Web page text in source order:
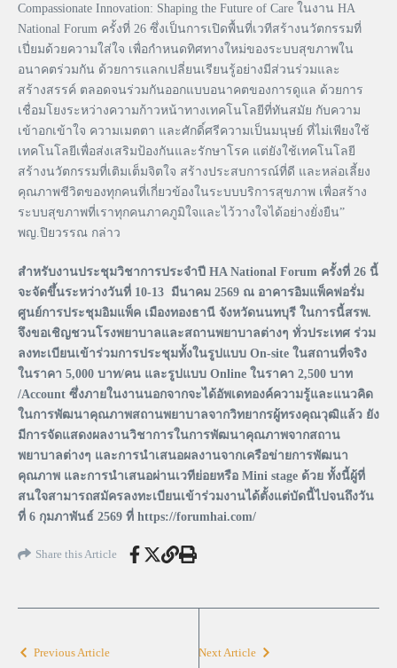
Compassionate Innovation: Shaping the Future of Care ในงาน HA
National Forum ครั้งที่ 26 ซึ่งเป็นการเปิดพื้นที่เวทีสร้างนวัตกรรมที่
เปี่ยมด้วยความใส่ใจ เพื่อกำหนดทิศทางใหม่ของระบบสุขภาพใน
อนาคตร่วมกัน ด้วยการแลกเปลี่ยนเรียนรู้อย่างมีส่วนร่วมและ
สร้างสรรค์ ตลอดจนร่วมกันออกแบบอนาคตของการดูแล ด้วยการ
เชื่อมโยงระหว่างความก้าวหน้าทางเทคโนโลยีที่ทันสมัย กับความ
เข้าอกเข้าใจ ความเมตตา และศักดิ์ศรีความเป็นมนุษย์ ที่ไม่เพียงใช้
เทคโนโลยีเพื่อส่งเสริมป้องกันและรักษาโรค แต่ยังใช้เทคโนโลยี
สร้างนวัตกรรมที่เติมเต็มจิตใจ สร้างประสบการณ์ที่ดี และหล่อเลี้ยง
คุณภาพชีวิตของทุกคนที่เกี่ยวข้องในระบบบริการสุขภาพ เพื่อสร้าง
ระบบสุขภาพที่เราทุกคนภาคภูมิใจและไว้วางใจได้อย่างยั่งยืน”
พญ.ปิยวรรณ กล่าว
สำหรับงานประชุมวิชาการประจำปี HA National Forum ครั้งที่ 26 นี้
จะจัดขึ้นระหว่างวันที่ 10-13 มีนาคม 2569 ณ อาคารอิมแพ็คฟอรั่ม
ศูนย์การประชุมอิมแพ็ค เมืองทองธานี จังหวัดนนทบุรี ในการนี้สรพ.
จึงขอเชิญชวนโรงพยาบาลและสถานพยาบาลต่างๆ ทั่วประเทศ ร่วม
ลงทะเบียนเข้าร่วมการประชุมทั้งในรูปแบบ On-site ในสถานที่จริง
ในราคา 5,000 บาท/คน และรูปแบบ Online ในราคา 2,500 บาท
/Account ซึ่งภายในงานนอกจากจะได้อัพเดทองค์ความรู้และแนวคิด
ในการพัฒนาคุณภาพสถานพยาบาลจากวิทยากรผู้ทรงคุณวุฒิแล้ว ยัง
มีการจัดแสดงผลงานวิชาการในการพัฒนาคุณภาพจากสถาน
พยาบาลต่างๆ และการนำเสนอผลงานจากเครือข่ายการพัฒนา
คุณภาพ และการนำเสนอผ่านเวทีย่อยหรือ Mini stage ด้วย ทั้งนี้ผู้ที่
สนใจสามารถสมัครลงทะเบียนเข้าร่วมงานได้ตั้งแต่บัดนี้ไปจนถึงวัน
ที่ 6 กุมภาพันธ์ 2569 ที่ https://forumhai.com/
Share this Article
Previous Article Next Article